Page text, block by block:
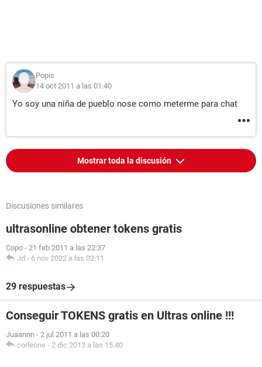
Popis
14 oct 2011 a las 01:40
Yo soy una niña de pueblo nose como meterme para chat
Mostrar toda la discusión
Discusiones similares
ultrasonline obtener tokens gratis
Copo - 21 feb 2011 a las 22:37
Jd - 6 nov 2022 a las 02:11
29 respuestas
Conseguir TOKENS gratis en Ultras online !!!
Juaannn - 2 jul 2011 a las 00:20
corleone - 2 dic 2013 a las 15:40